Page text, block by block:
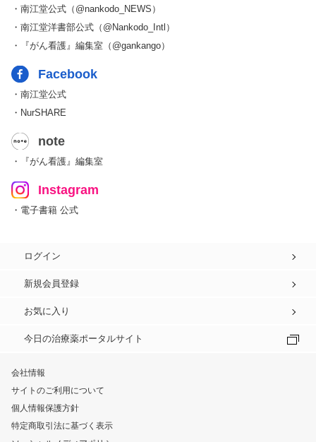
・南江堂公式（@nankodo_NEWS）
・南江堂洋書部公式（@Nankodo_Intl）
・『がん看護』編集室（@gankango）
Facebook
・南江堂公式
・NurSHARE
note
・『がん看護』編集室
Instagram
・電子書籍 公式
ログイン
新規会員登録
お気に入り
今日の治療薬ポータルサイト
会社情報
サイトのご利用について
個人情報保護方針
特定商取引法に基づく表示